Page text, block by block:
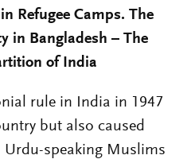
Refugee Camps. The
in Bangladesh – The
of India
rule in India in 1947
but also caused
speaking Muslims